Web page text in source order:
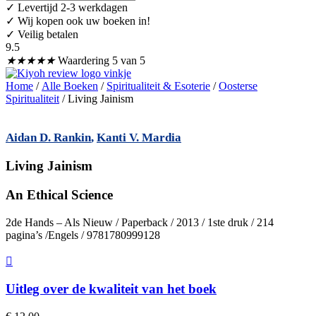
✓ Levertijd 2-3 werkdagen
✓ Wij kopen ook uw boeken in!
✓ Veilig betalen
9.5
★★★★★ Waardering 5 van 5
Home / Alle Boeken / Spiritualiteit & Esoterie /Oosterse
Spiritualiteit / Living Jainism
Aidan D. Rankin, Kanti V. Mardia
Living Jainism
An Ethical Science
2de Hands – Als Nieuw / Paperback / 2013 / 1ste druk / 214
pagina’s /Engels / 9781780999128
Uitleg over de kwaliteit van het boek